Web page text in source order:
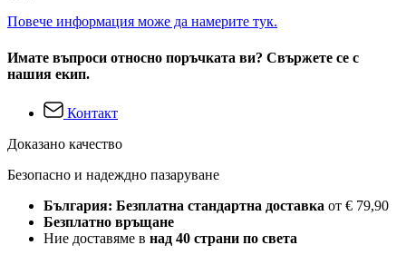
Повече информация може да намерите тук.
Имате въпроси относно поръчката ви? Свържете се с
нашия екип.
Контакт
Доказано качество
Безопасно и надеждно пазаруване
България: Безплатна стандартна доставка от € 79,90
Безплатно връщане
Ние доставяме в над 40 страни по света